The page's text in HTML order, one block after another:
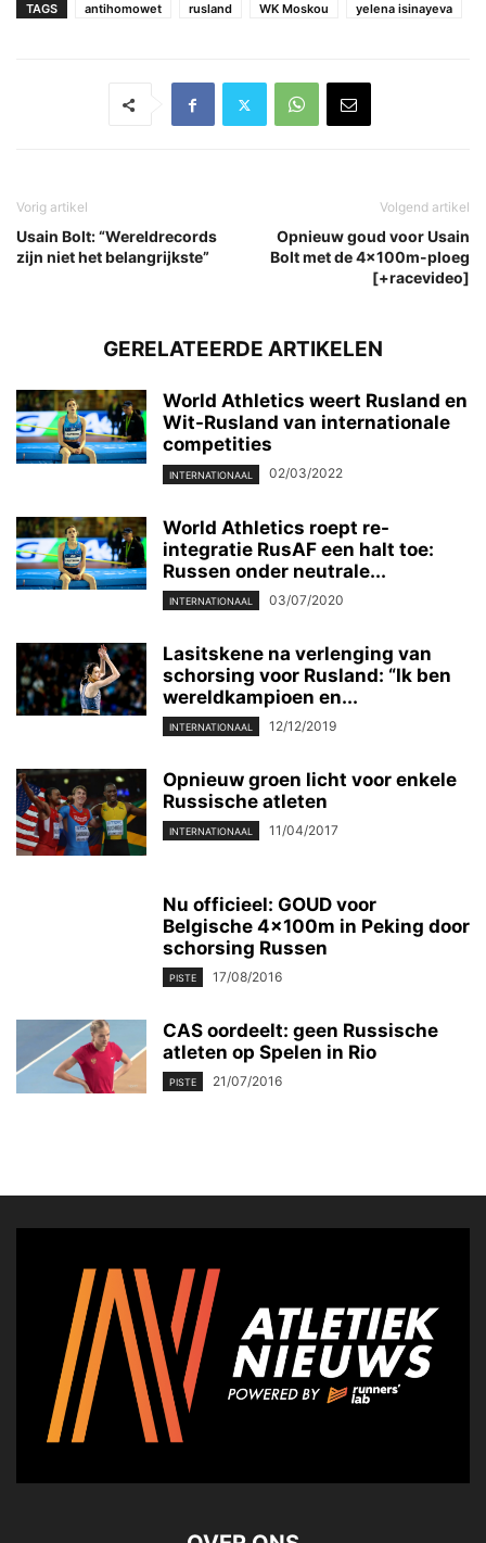
TAGS antihomowet rusland WK Moskou yelena isinayeva
Vorig artikel
Usain Bolt: “Wereldrecords
zijn niet het belangrijkste”
Volgend artikel
Opnieuw goud voor Usain
Bolt met de 4x100m-ploeg
[+racevideo]
GERELATEERDE ARTIKELEN
World Athletics weert Rusland en
Wit-Rusland van internationale
competities
INTERNATIONAAL 02/03/2022
World Athletics roept re-
integratie RusAF een halt toe:
Russen onder neutrale...
INTERNATIONAAL 03/07/2020
Lasitskene na verlenging van
schorsing voor Rusland: “Ik ben
wereldkampioen en...
INTERNATIONAAL 12/12/2019
Opnieuw groen licht voor enkele
Russische atleten
INTERNATIONAAL 11/04/2017
Nu officieel: GOUD voor
Belgische 4x100m in Peking door
schorsing Russen
PISTE 17/08/2016
CAS oordeelt: geen Russische
atleten op Spelen in Rio
PISTE 21/07/2016